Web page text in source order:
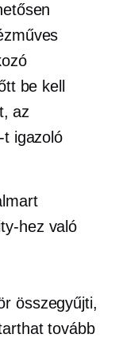
be kell
az
igazoló
hez való
összegyűjti,
tovább